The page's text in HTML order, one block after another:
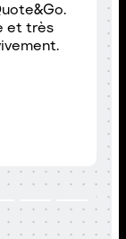
et très